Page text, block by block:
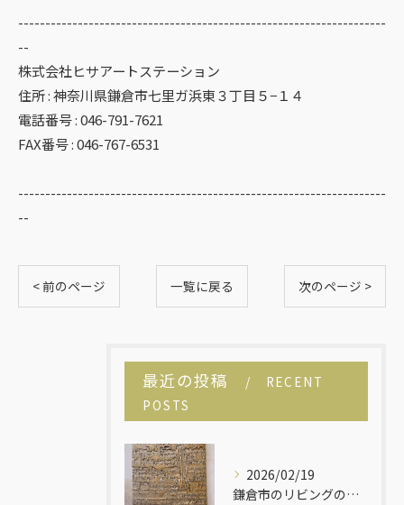
--------------------------------------------------------------------
--
株式会社ヒサアートステーション
住所 : 神奈川県鎌倉市七里ガ浜東３丁目５−１４
電話番号 : 046-791-7621
FAX番号 : 046-767-6531
--------------------------------------------------------------------
--
< 前のページ 一覧に戻る 次のページ >
最近の投稿
RECENT
POSTS
2026/02/19
鎌倉市のリビングのリフォームです！
お問い合わせはこちら